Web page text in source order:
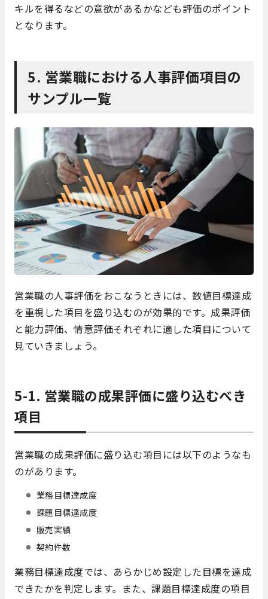
キルを得るなどの意欲があるかなども評価のポイント
となります。
5. 営業職における人事評価項目の
サンプル一覧
営業職の人事評価をおこなうときには、数値目標達成
を重視した項目を盛り込むのが効果的です。成果評価
と能力評価、情意評価それぞれに適した項目について
見ていきましょう。
5-1. 営業職の成果評価に盛り込むべき
項目
営業職の成果評価に盛り込む項目には以下のようなも
のがあります。
業務目標達成度
課題目標達成度
販売実績
契約件数
業務目標達成度では、あらかじめ設定した目標を達成
できたかを判定します。また、課題目標達成度の項目